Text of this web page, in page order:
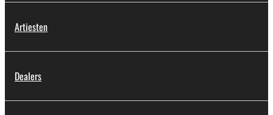
Artiesten
Dealers